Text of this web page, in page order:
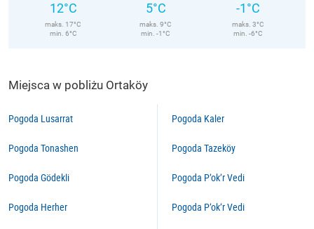
12°C
maks. 17°C
min. 6°C
5°C
maks. 9°C
min. -1°C
-1°C
maks. 3°C
min. -6°C
Miejsca w pobliżu Ortaköy
Pogoda Lusarrat
Pogoda Tonashen
Pogoda Gödekli
Pogoda Herher
Pogoda Kaler
Pogoda Tazeköy
Pogoda P’ok’r Vedi
Pogoda P’ok’r Vedi